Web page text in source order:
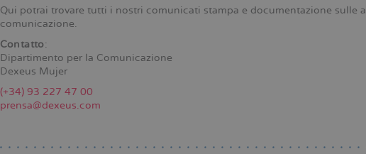
Qui potrai trovare tutti i nostri comunicati stampa e documentazione sulle
comunicazione.
Contatto:
Dipartimento per la Comunicazione
Dexeus Mujer
(+34) 93 227 47 00
prensa@dexeus.com